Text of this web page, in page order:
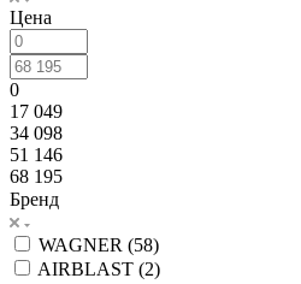
Цена
0
17 049
34 098
51 146
68 195
Бренд
WAGNER (58)
AIRBLAST (2)